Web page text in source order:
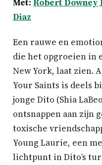
Met: Robert Downey
Diaz
Een rauwe en
die het opgroeien in
New York, laat zien.
Your Saints is deels
jonge Dito (Shia
ontsnappen aan zijn
toxische
Young Laurie, een
lichtpunt in Dito’s